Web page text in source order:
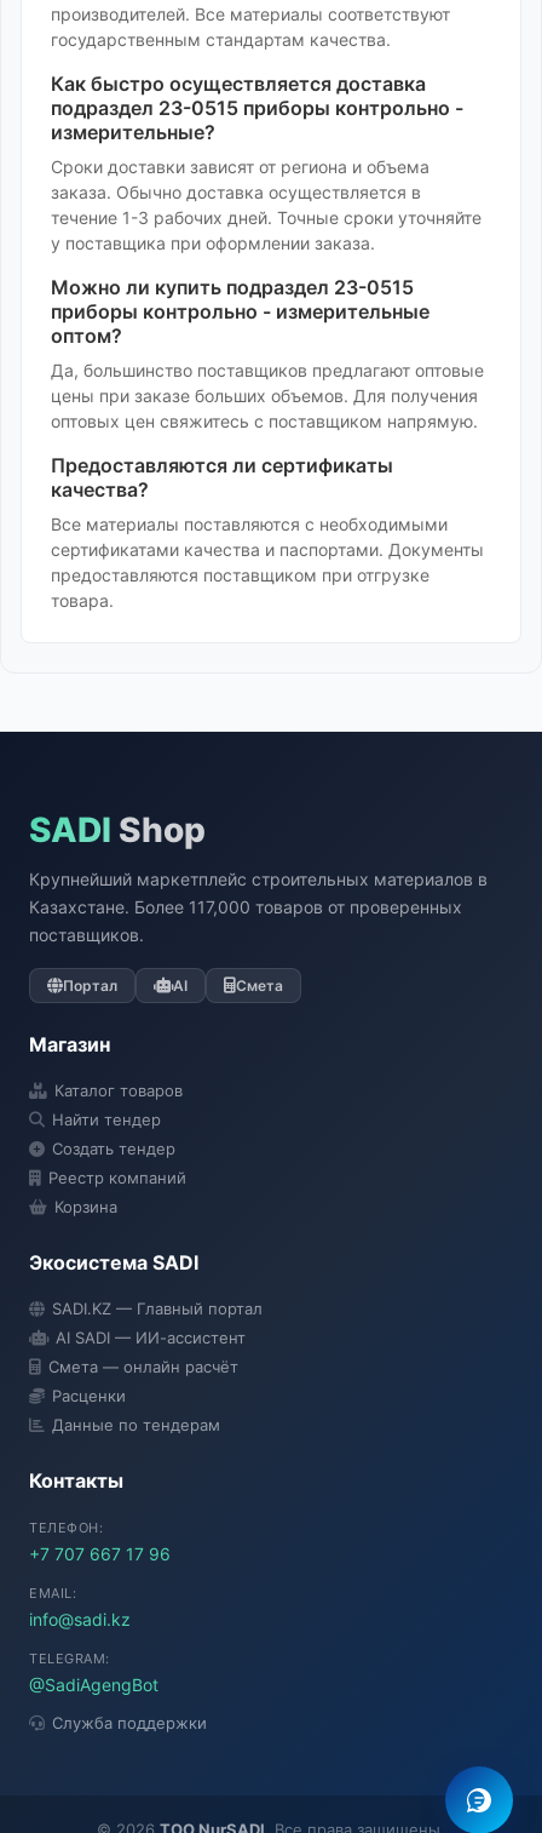
производителей. Все материалы соответствуют
государственным стандартам качества.
Как быстро осуществляется доставка
подраздел 23-0515 приборы контрольно -
измерительные?
Сроки доставки зависят от региона и объема
заказа. Обычно доставка осуществляется в
течение 1-3 рабочих дней. Точные сроки уточняйте
у поставщика при оформлении заказа.
Можно ли купить подраздел 23-0515
приборы контрольно - измерительные
оптом?
Да, большинство поставщиков предлагают оптовые
цены при заказе больших объемов. Для получения
оптовых цен свяжитесь с поставщиком напрямую.
Предоставляются ли сертификаты
качества?
Все материалы поставляются с необходимыми
сертификатами качества и паспортами. Документы
предоставляются поставщиком при отгрузке
товара.
SADI Shop
Крупнейший маркетплейс строительных материалов в
Казахстане. Более 117,000 товаров от проверенных
поставщиков.
Портал AI Смета
Магазин
Каталог товаров
Найти тендер
Создать тендер
Реестр компаний
Корзина
Экосистема SADI
SADI.KZ — Главный портал
AI SADI — ИИ-ассистент
Смета — онлайн расчёт
Расценки
Данные по тендерам
Контакты
ТЕЛЕФОН:
+7 707 667 17 96
EMAIL:
info@sadi.kz
TELEGRAM:
@SadiAgengBot
Служба поддержки
● Подключение...